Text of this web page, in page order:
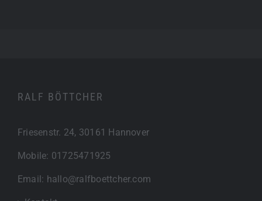
RALF BÖTTCHER
Friesenstr. 24, 30161 Hannover
Mobile: 01725471925
Email: hallo@ralfboettcher.com